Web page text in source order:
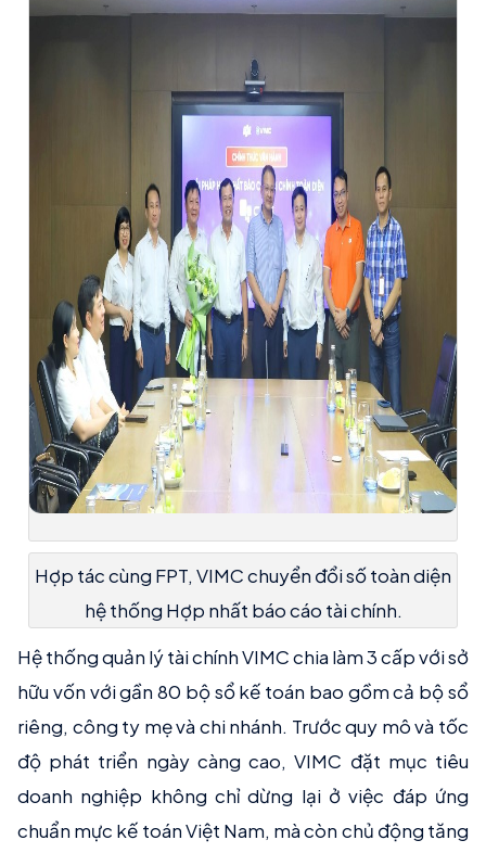
Hợp tác cùng FPT, VIMC chuyển đổi số toàn diện
hệ thống Hợp nhất báo cáo tài chính.
Hệ thống quản lý tài chính VIMC chia làm 3 cấp với sở
hữu vốn với gần 80 bộ sổ kế toán bao gồm cả bộ sổ
riêng, công ty mẹ và chi nhánh. Trước quy mô và tốc
độ phát triển ngày càng cao, VIMC đặt mục tiêu
doanh nghiệp không chỉ dừng lại ở việc đáp ứng
chuẩn mực kế toán Việt Nam, mà còn chủ động tăng